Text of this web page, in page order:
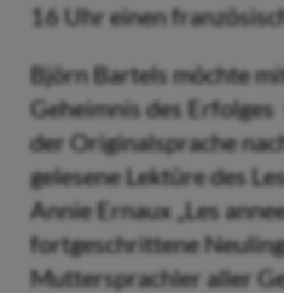
16 Uhr einen
Björn Bartels möchte
Geheimnis des
der Originalsprache
gelesene Lektüre des
Annie Ernaux „Les
fortgeschrittene
Muttersprachler aller